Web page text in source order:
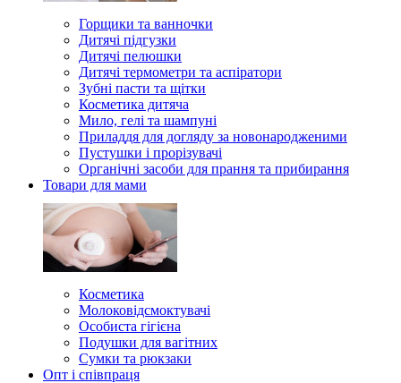
Горщики та ванночки
Дитячі підгузки
Дитячі пелюшки
Дитячі термометри та аспіратори
Зубні пасти та щітки
Косметика дитяча
Мило, гелі та шампуні
Приладдя для догляду за новонародженими
Пустушки і прорізувачі
Органічні засоби для прання та прибирання
Товари для мами
Косметика
Молоковідсмоктувачі
Особиста гігієна
Подушки для вагітних
Сумки та рюкзаки
Опт і співпраця